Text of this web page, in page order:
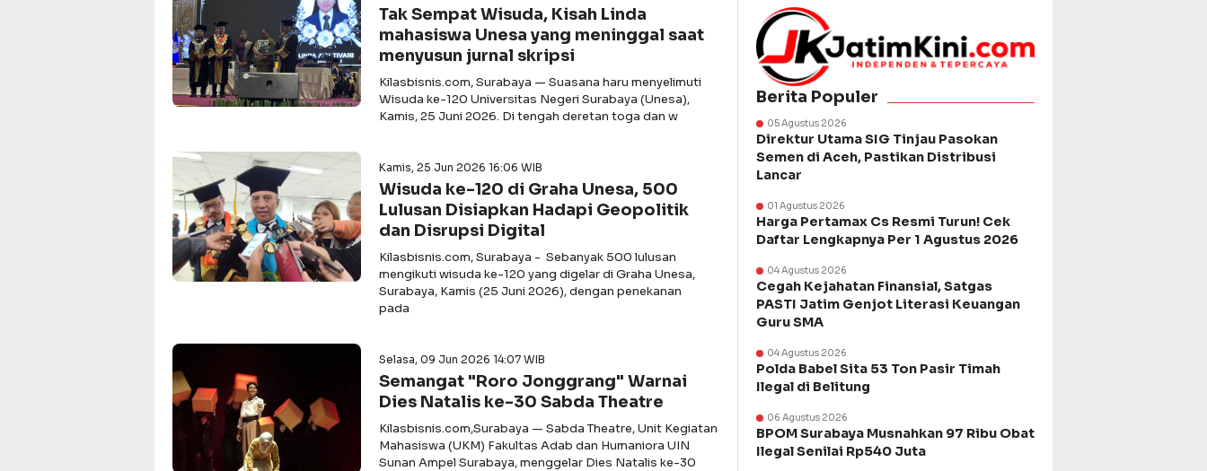
Tak Sempat Wisuda, Kisah Linda
mahasiswa Unesa yang meninggal saat
menyusun jurnal skripsi
Kilasbisnis.com, Surabaya — Suasana haru menyelimuti
Wisuda ke-120 Universitas Negeri Surabaya (Unesa),
Kamis, 25 Juni 2026. Di tengah deretan toga dan w
Kamis, 25 Jun 2026 16:06 WIB
Wisuda ke-120 di Graha Unesa, 500
Lulusan Disiapkan Hadapi Geopolitik
dan Disrupsi Digital
Kilasbisnis.com, Surabaya - Sebanyak 500 lulusan
mengikuti wisuda ke-120 yang digelar di Graha Unesa,
Surabaya, Kamis (25 Juni 2026), dengan penekanan
pada
Selasa, 09 Jun 2026 14:07 WIB
Semangat "Roro Jonggrang" Warnai
Dies Natalis ke-30 Sabda Theatre
Kilasbisnis.com,Surabaya — Sabda Theatre, Unit Kegiatan
Mahasiswa (UKM) Fakultas Adab dan Humaniora UIN
Sunan Ampel Surabaya, menggelar Dies Natalis ke-30
Berita Populer
05 Agustus 2026
Direktur Utama SIG Tinjau Pasokan
Semen di Aceh, Pastikan Distribusi
Lancar
01 Agustus 2026
Harga Pertamax Cs Resmi Turun! Cek
Daftar Lengkapnya Per 1 Agustus 2026
04 Agustus 2026
Cegah Kejahatan Finansial, Satgas
PASTI Jatim Genjot Literasi Keuangan
Guru SMA
04 Agustus 2026
Polda Babel Sita 53 Ton Pasir Timah
Ilegal di Belitung
06 Agustus 2026
BPOM Surabaya Musnahkan 97 Ribu Obat
Ilegal Senilai Rp540 Juta